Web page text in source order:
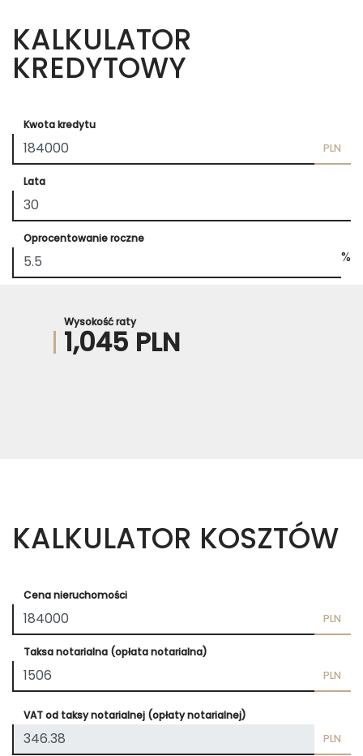
KALKULATOR
KREDYTOWY
Kwota kredytu
PLN
Lata
Oprocentowanie roczne
%
Wysokość raty
1,045 PLN
KALKULATOR KOSZTÓW
Cena nieruchomości
PLN
Taksa notarialna (opłata notarialna)
PLN
VAT od taksy notarialnej (opłaty notarialnej)
PLN